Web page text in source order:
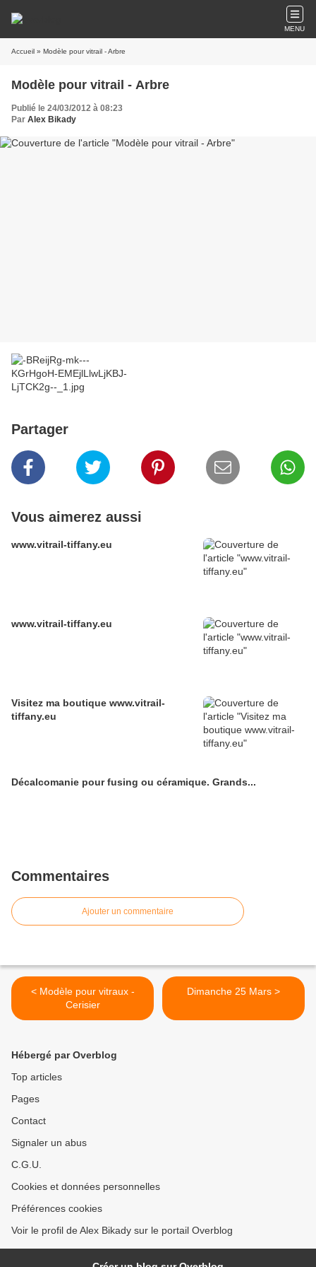
MENU
Accueil » Modèle pour vitrail - Arbre
Modèle pour vitrail - Arbre
Publié le 24/03/2012 à 08:23
Par Alex Bikady
Partager
Vous aimerez aussi
www.vitrail-tiffany.eu
www.vitrail-tiffany.eu
Visitez ma boutique www.vitrail-
tiffany.eu
Décalcomanie pour fusing ou céramique. Grands...
Commentaires
Ajouter un commentaire
< Modèle pour vitraux -
Cerisier
Dimanche 25 Mars >
Hébergé par Overblog
Top articles
Pages
Contact
Signaler un abus
C.G.U.
Cookies et données personnelles
Préférences cookies
Voir le profil de Alex Bikady sur le portail Overblog